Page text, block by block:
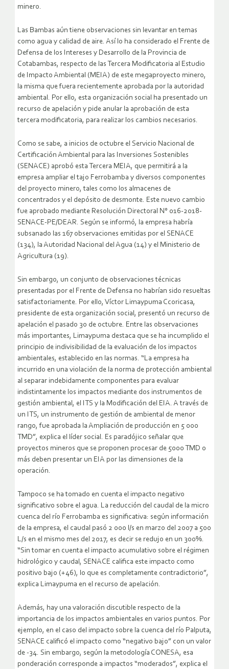
minero.
Las Bambas aún tiene observaciones sin levantar en temas
como agua y calidad de aire. Así lo ha considerado el Frente de
Defensa de los Intereses y Desarrollo de la Provincia de
Cotabambas, respecto de las Tercera Modificatoria al Estudio
de Impacto Ambiental (MEIA) de este megaproyecto minero,
la misma que fuera recientemente aprobada por la autoridad
ambiental. Por ello, esta organización social ha presentado un
recurso de apelación y pide anular la aprobación de esta
tercera modificatoria, para realizar los cambios necesarios.
Como se sabe, a inicios de octubre el Servicio Nacional de
Certificación Ambiental para las Inversiones Sostenibles
(SENACE) aprobó esta Tercera MEIA, que permitirá a la
empresa ampliar el tajo Ferrobamba y diversos componentes
del proyecto minero, tales como los almacenes de
concentrados y el depósito de desmonte. Este nuevo cambio
fue aprobado mediante Resolución Directoral N° 016-2018-
SENACE-PE/DEAR. Según se informó, la empresa habría
subsanado las 167 observaciones emitidas por el SENACE
(134), la Autoridad Nacional del Agua (14) y el Ministerio de
Agricultura (19).
Sin embargo, un conjunto de observaciones técnicas
presentadas por el Frente de Defensa no habrían sido resueltas
satisfactoriamente. Por ello, Víctor Limaypuma Ccoricasa,
presidente de esta organización social, presentó un recurso de
apelación el pasado 30 de octubre. Entre las observaciones
más importantes, Limaypuma destaca que se ha incumplido el
principio de indivisibilidad de la evaluación de los impactos
ambientales, establecido en las normas. “La empresa ha
incurrido en una violación de la norma de protección ambiental
al separar indebidamente componentes para evaluar
indistintamente los impactos mediante dos instrumentos de
gestión ambiental, el ITS y la Modificación del EIA. A través de
un ITS, un instrumento de gestión de ambiental de menor
rango, fue aprobada la Ampliación de producción en 5 000
TMD”, explica el líder social. Es paradójico señalar que
proyectos mineros que se proponen procesar de 5000 TMD o
más deben presentar un EIA por las dimensiones de la
operación.
Tampoco se ha tomado en cuenta el impacto negativo
significativo sobre el agua. La reducción del caudal de la micro
cuenca del río Ferrobamba es significativa: según información
de la empresa, el caudal pasó 2 000 l/s en marzo del 2007 a 500
L/s en el mismo mes del 2017, es decir se redujo en un 300%.
“Sin tomar en cuenta el impacto acumulativo sobre el régimen
hidrológico y caudal, SENACE califica este impacto como
positivo bajo (+46), lo que es completamente contradictorio”,
explica Limaypuma en el recurso de apelación.
Además, hay una valoración discutible respecto de la
importancia de los impactos ambientales en varios puntos. Por
ejemplo, en el caso del impacto sobre la cuenca del río Palputa,
SENACE calificó el impacto como “negativo bajo” con un valor
de -34. Sin embargo, según la metodología CONESA, esa
ponderación corresponde a impactos “moderados”, explica el